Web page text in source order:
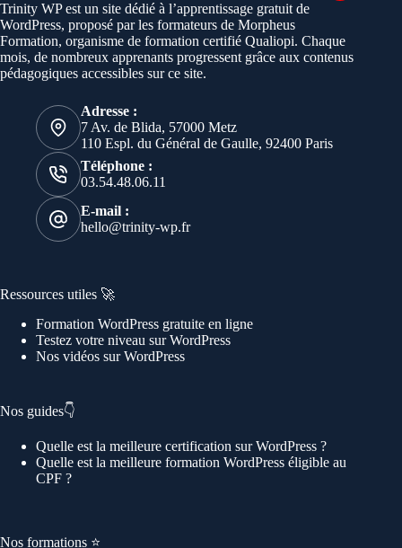
Trinity WP est un site dédié à l’apprentissage gratuit de
WordPress, proposé par les formateurs de Morpheus
Formation, organisme de formation certifié Qualiopi. Chaque
mois, de nombreux apprenants progressent grâce aux contenus
pédagogiques accessibles sur ce site.
Adresse :
7 Av. de Blida, 57000 Metz
110 Espl. du Général de Gaulle, 92400 Paris
Téléphone :
03.54.48.06.11
E-mail :
hello@trinity-wp.fr
Ressources utiles 🚀
Formation WordPress gratuite en ligne
Testez votre niveau sur WordPress
Nos vidéos sur WordPress
Nos guides👇
Quelle est la meilleure certification sur WordPress ?
Quelle est la meilleure formation WordPress éligible au
CPF ?
Nos formations ⭐️